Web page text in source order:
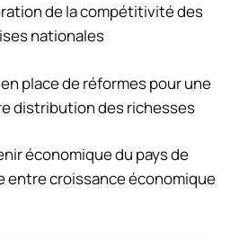
de la compétitivité des
nationales
place de réformes pour une
distribution des richesses
économique du pays de
entre croissance économique